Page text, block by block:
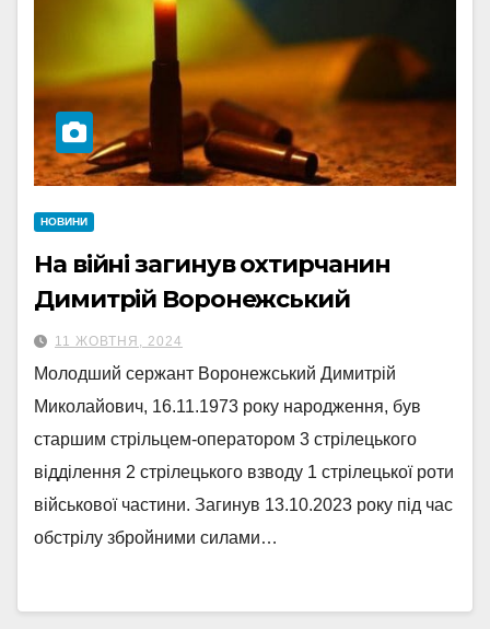
НОВИНИ
На війні загинув охтирчанин
Димитрій Воронежський
11 ЖОВТНЯ, 2024
Молодший сержант Воронежський Димитрій
Миколайович, 16.11.1973 року народження, був
старшим стрільцем-оператором 3 стрілецького
відділення 2 стрілецького взводу 1 стрілецької роти
військової частини. Загинув 13.10.2023 року під час
обстрілу збройними силами…